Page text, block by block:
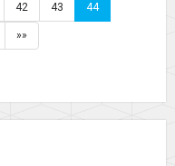
42 43 44
»»